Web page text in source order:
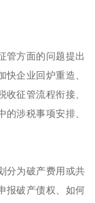
管方面的问题提出
企业回炉重造、
征管流程衔接、
涉税事项安排、
分为破产费用或共
报破产债权、如何